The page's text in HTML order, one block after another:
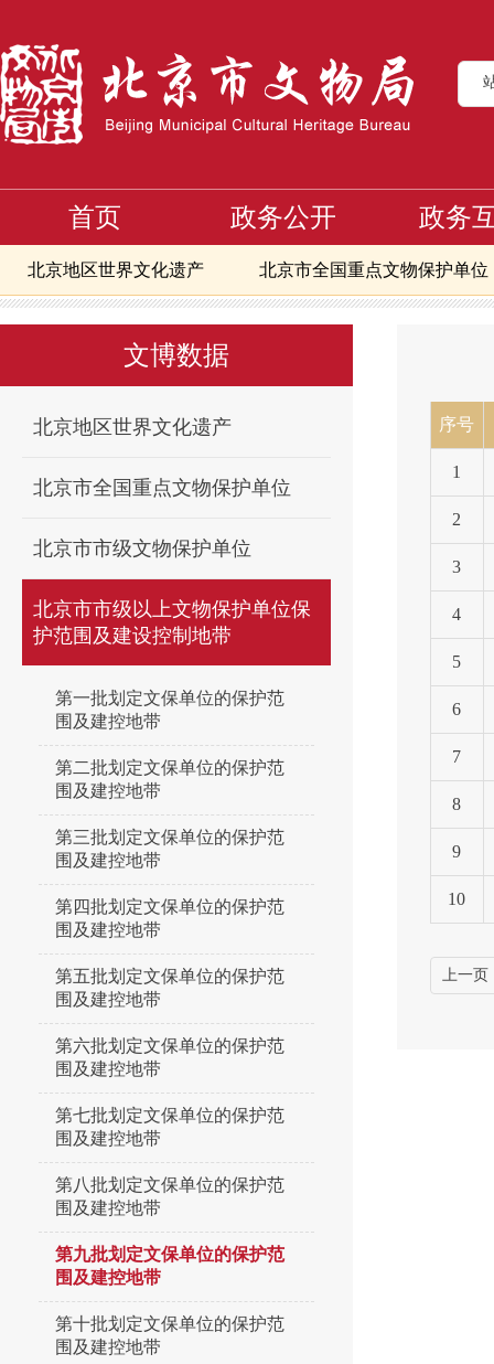
首页 政务公开 政务
北京地区世界文化遗产 北京市全国重点文物保护单位
北京市地下文物埋藏区 北京地区备案且正常开放博物
北京市可移动文物修复资质单位信息
核心区备案且正常开放博物馆 北京文物艺术品交易指
首页>文博数据>北京市市级以上文物保护单位保护范围及建
文博数据
北京地区世界文化遗产
北京市全国重点文物保护单位
北京市市级文物保护单位
北京市市级以上文物保护单位保
护范围及建设控制地带
第一批划定文保单位的保护范
围及建控地带
第二批划定文保单位的保护范
围及建控地带
第三批划定文保单位的保护范
围及建控地带
第四批划定文保单位的保护范
围及建控地带
第五批划定文保单位的保护范
围及建控地带
第六批划定文保单位的保护范
围及建控地带
第七批划定文保单位的保护范
围及建控地带
第八批划定文保单位的保护范
围及建控地带
第九批划定文保单位的保护范
围及建控地带
第十批划定文保单位的保护范
围及建控地带
序号
1
2
3
4
5
6
7
8
9
10
上一页